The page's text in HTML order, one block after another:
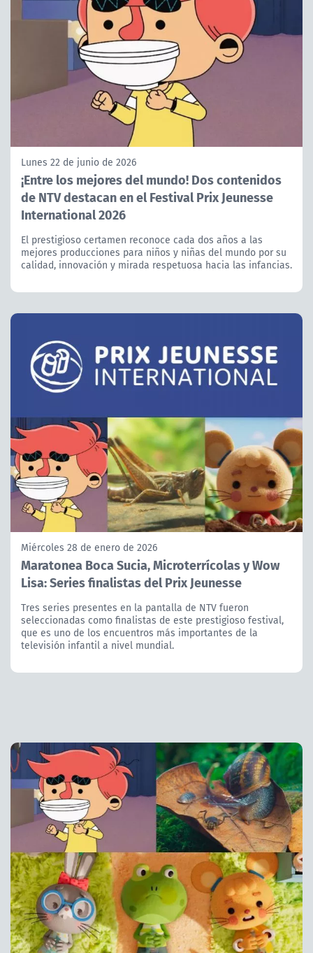
Lunes 22 de junio de 2026
¡Entre los mejores del mundo! Dos contenidos
de NTV destacan en el Festival Prix Jeunesse
International 2026
El prestigioso certamen reconoce cada dos años a las
mejores producciones para niños y niñas del mundo por su
calidad, innovación y mirada respetuosa hacia las infancias.
Miércoles 28 de enero de 2026
Maratonea Boca Sucia, Microterrícolas y Wow
Lisa: Series finalistas del Prix Jeunesse
Tres series presentes en la pantalla de NTV fueron
seleccionadas como finalistas de este prestigioso festival,
que es uno de los encuentros más importantes de la
televisión infantil a nivel mundial.